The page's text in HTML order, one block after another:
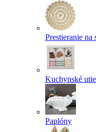
Prestieranie na
Kuchynské
Paplóny